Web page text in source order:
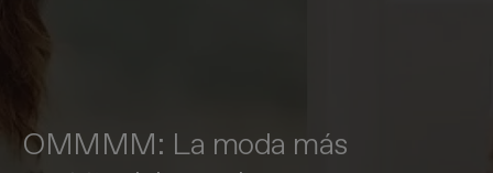
OMMMM: La moda más